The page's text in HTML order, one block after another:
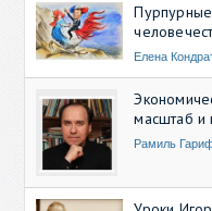
Елена
масштаб и
Рамиль